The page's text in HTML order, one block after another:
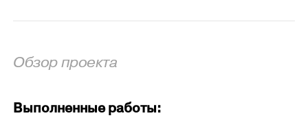
Обзор проекта
Выполненные работы: